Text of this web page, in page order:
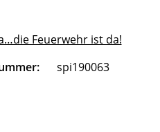
Feuerwehr ist da!
spi190063